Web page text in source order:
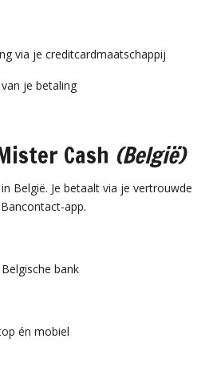
via je creditcardmaatschappij
je betaling
Cash (België)
België. Je betaalt via je vertrouwde
app.
bank
én mobiel